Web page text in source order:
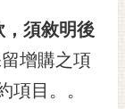
，須敘明後
增購之項
項目。。